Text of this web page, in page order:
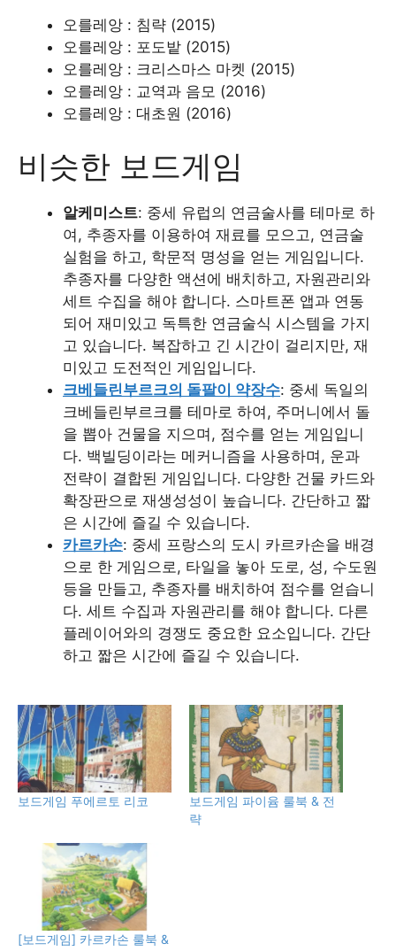
오를레앙 : 침략 (2015)
오를레앙 : 포도밭 (2015)
오를레앙 : 크리스마스 마켓 (2015)
오를레앙 : 교역과 음모 (2016)
오를레앙 : 대초원 (2016)
비슷한 보드게임
알케미스트: 중세 유럽의 연금술사를 테마로 하
여, 추종자를 이용하여 재료를 모으고, 연금술
실험을 하고, 학문적 명성을 얻는 게임입니다.
추종자를 다양한 액션에 배치하고, 자원관리와
세트 수집을 해야 합니다. 스마트폰 앱과 연동
되어 재미있고 독특한 연금술식 시스템을 가지
고 있습니다. 복잡하고 긴 시간이 걸리지만, 재
미있고 도전적인 게임입니다.
크베들린부르크의 돌팔이 약장수: 중세 독일의
크베들린부르크를 테마로 하여, 주머니에서 돌
을 뽑아 건물을 지으며, 점수를 얻는 게임입니
다. 백빌딩이라는 메커니즘을 사용하며, 운과
전략이 결합된 게임입니다. 다양한 건물 카드와
확장판으로 재생성성이 높습니다. 간단하고 짧
은 시간에 즐길 수 있습니다.
카르카손: 중세 프랑스의 도시 카르카손을 배경
으로 한 게임으로, 타일을 놓아 도로, 성, 수도원
등을 만들고, 추종자를 배치하여 점수를 얻습니
다. 세트 수집과 자원관리를 해야 합니다. 다른
플레이어와의 경쟁도 중요한 요소입니다. 간단
하고 짧은 시간에 즐길 수 있습니다.
보드게임 푸에르토 리코
보드게임 파이윰 룰북 & 전
략
[보드게임] 카르카손 룰북 &